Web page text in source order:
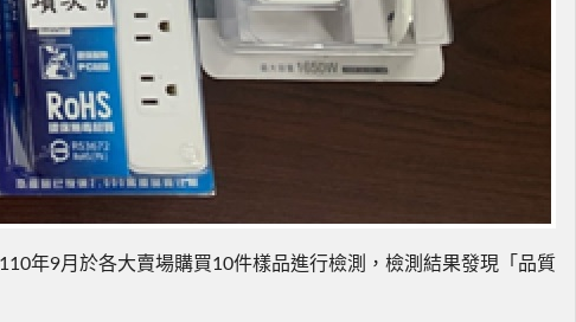
年9月於各大賣場購買10件樣品進行檢測，檢測結果發現「品質